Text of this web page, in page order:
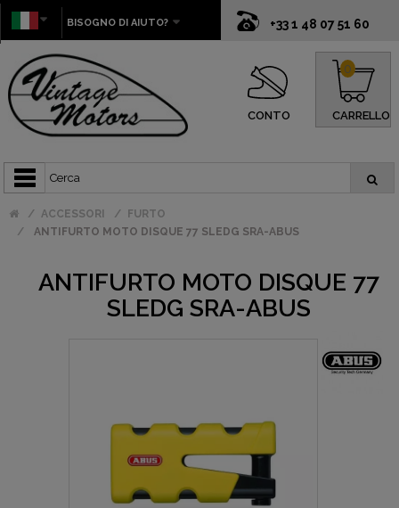
+33 1 48 07 51 60
BISOGNO DI AIUTO?
CONTO CARRELLO
0
ACCESSORI
FURTO
ANTIFURTO MOTO DISQUE 77 SLEDG SRA-ABUS
ANTIFURTO MOTO DISQUE 77
SLEDG SRA-ABUS